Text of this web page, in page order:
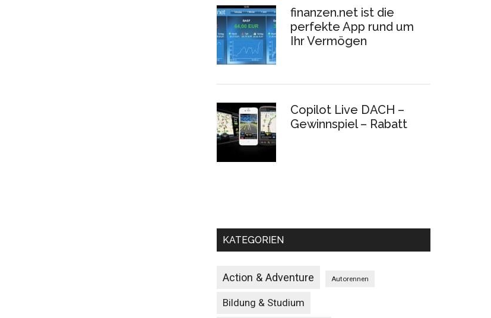
finanzen.net ist die
perfekte App rund um
Ihr Vermögen
Copilot Live DACH –
Gewinnspiel – Rabatt
KATEGORIEN
Action & Adventure Autorennen
Bildung & Studium